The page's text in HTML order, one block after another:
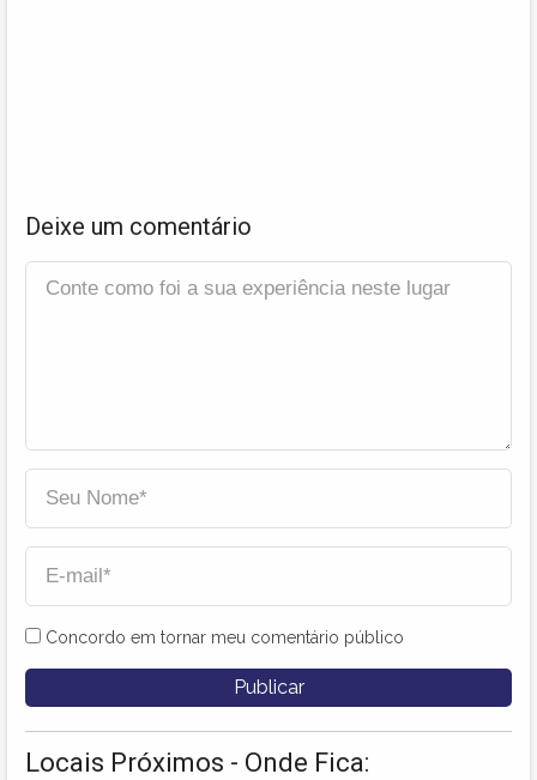
Deixe um comentário
Concordo em tornar meu comentário público
Locais Próximos - Onde Fica: